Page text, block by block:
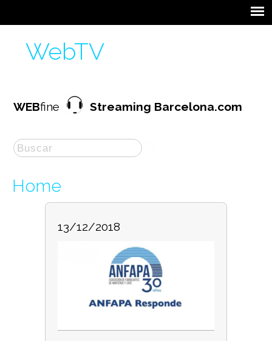
WebTV
WEBfineStreaming Barcelona.com
Home
13/12/2018